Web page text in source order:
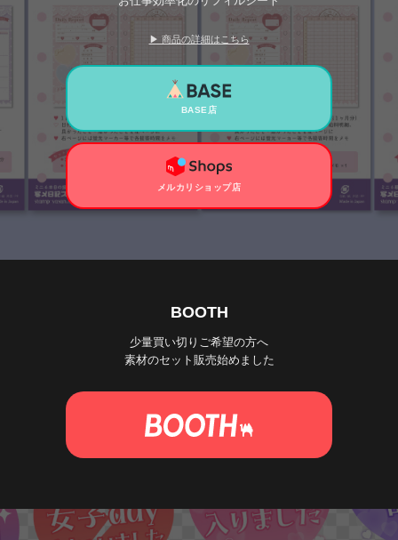
▶ 商品の詳細はこちら
BASE店
メルカリショップ店
BOOTH
少量買い切りご希望の方へ
素材のセット販売始めました